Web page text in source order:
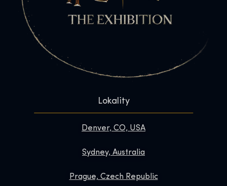
Lokality
Denver, CO, USA
Sydney, Australia
Prague, Czech Republic